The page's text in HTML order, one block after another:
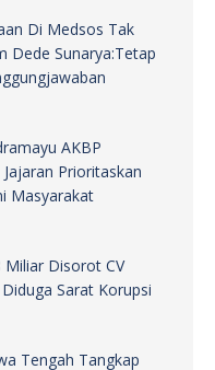
Di Medsos Tak
Dede Sunarya:Tetap
AKBP
Prioritaskan
Masyarakat
Miliar Disorot CV
Sarat Korupsi
Tengah Tangkap